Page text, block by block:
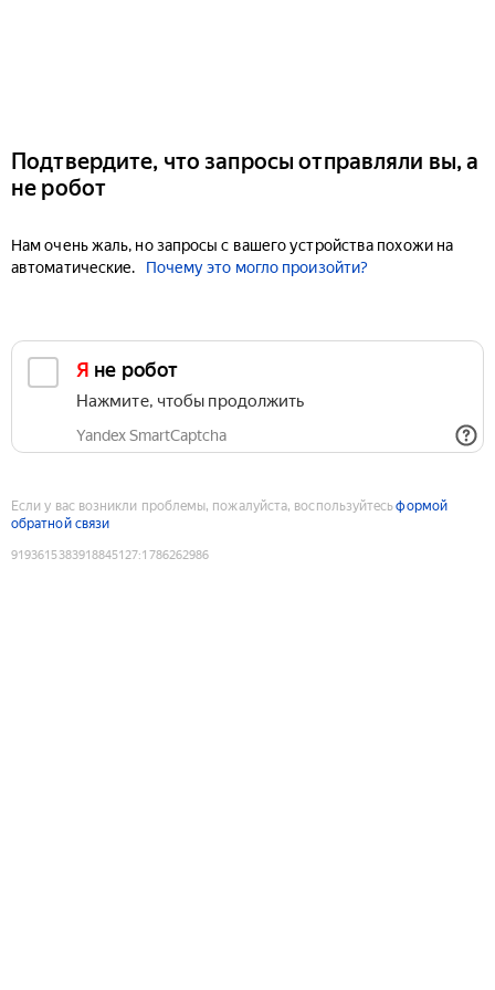
Подтвердите, что запросы отправляли вы, а
не робот
Нам очень жаль, но запросы с вашего устройства похожи на
автоматические.
Почему это могло произойти?
Я не робот
Нажмите, чтобы продолжить
Yandex SmartCaptcha
Если у вас возникли проблемы, пожалуйста, воспользуйтесьформой
обратной связи
9193615383918845127:1786262986